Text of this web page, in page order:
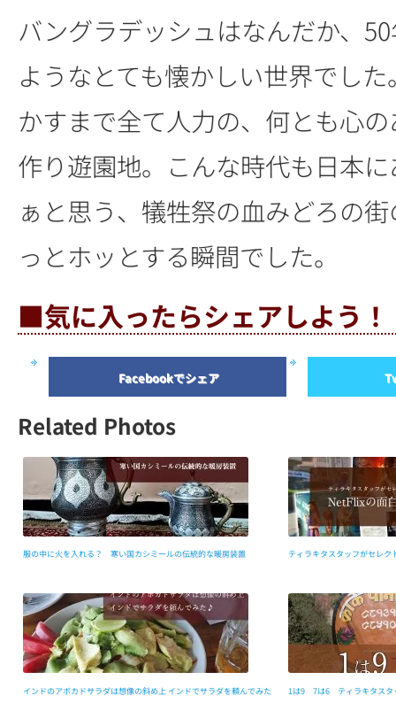
バングラデッシュはなんだか、
ようなとても懐かしい世界でし
かすまで全て人力の、何とも心
作り遊園地。こんな時代も日本
ぁと思う、犠牲祭の血みどろの
っとホッとする瞬間でした。
■気に入ったらシェアしよう！
Facebookでシェア
Related Photos
服の中に火を入れる？ 寒い国カシミールの伝統的な暖房装置 ティラキタスタッフがセレ
インドのアボカドサラダは想像の斜め上 インドでサラダを頼んでみた
1は9 7は6 ティラキタスタ